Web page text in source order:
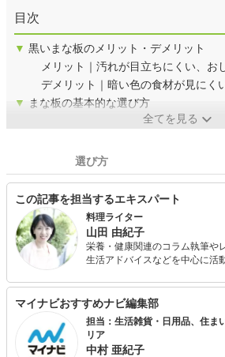
目次
▼ 黒いまな板のメリット・デメリット
メリット｜汚れが目立ちにくい、お
デメリット｜暗い色の食材が見にく
▼
まな板の基本的な選び方
全てを見る
選び方
この記事を担当するエキスパート
料理ライター
山田 由紀子
栄養・健康関連のコラム執筆や
生活アドバイスなどを中心に活
の献立作成、給食管理を行う。
栄養指導、調理などの業務に従
許を取得。 出産を機にフリーに転向し、保健センターなど
で栄養指導・食事相談を行うほ
りのワークショップを主催。
マイナビおすすめナビ編集部
担当：生活雑貨・日用品、住ま
リア
中村 亜紀子